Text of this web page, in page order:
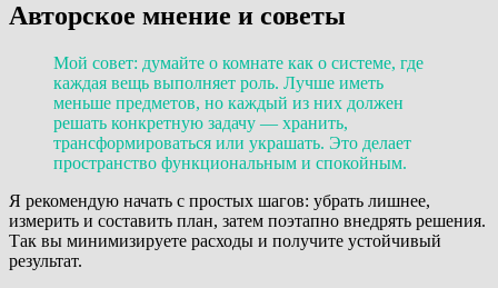
Авторское мнение и советы
Мой совет: думайте о комнате как о системе, где
каждая вещь выполняет роль. Лучше иметь
меньше предметов, но каждый из них должен
решать конкретную задачу — хранить,
трансформироваться или украшать. Это делает
пространство функциональным и спокойным.
Я рекомендую начать с простых шагов: убрать лишнее,
измерить и составить план, затем поэтапно внедрять решения.
Так вы минимизируете расходы и получите устойчивый
результат.